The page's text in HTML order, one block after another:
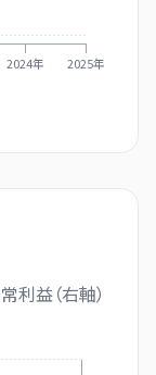
2024年 2025年
利益（右軸）